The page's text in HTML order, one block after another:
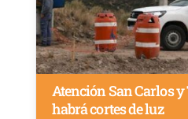
Atención San Carlos
habrá cortes de luz